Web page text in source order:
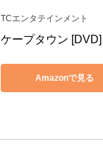
TCエンタテインメント
ケープタウン [DVD]
Amazonで見る